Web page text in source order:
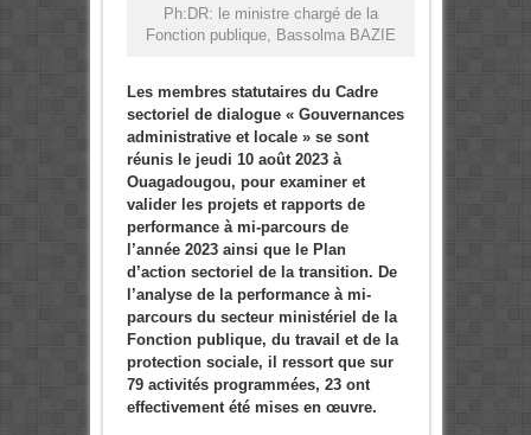
Ph:DR: le ministre chargé de la
Fonction publique, Bassolma BAZIE
Les membres statutaires du Cadre
sectoriel de dialogue « Gouvernances
administrative et locale » se sont
réunis le jeudi 10 août 2023 à
Ouagadougou, pour examiner et
valider les projets et rapports de
performance à mi-parcours de
l’année 2023 ainsi que le Plan
d’action sectoriel de la transition. De
l’analyse de la performance à mi-
parcours du secteur ministériel de la
Fonction publique, du travail et de la
protection sociale, il ressort que sur
79 activités programmées, 23 ont
effectivement été mises en œuvre.